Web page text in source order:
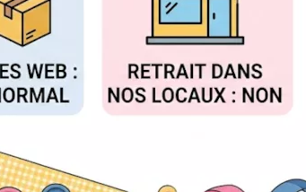
Réf. :FG224011
Florilèges design
Tampon bois